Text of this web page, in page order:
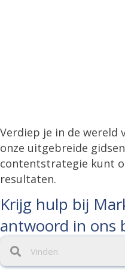
Verdiep je in de wereld
onze uitgebreide
contentstrategie kunt
resultaten.
Krijg hulp bij
antwoord in ons